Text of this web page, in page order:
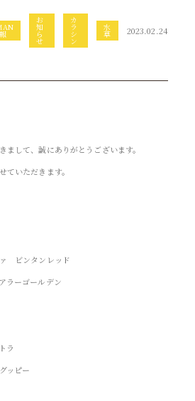
お
知
ら
せ
カ
ラ
シ
ン
水
草 2023.02.24
まして、誠にありがとうございます。
ていただきます。
ビンタンレッド
ラーゴールデン
ラ
ッピー